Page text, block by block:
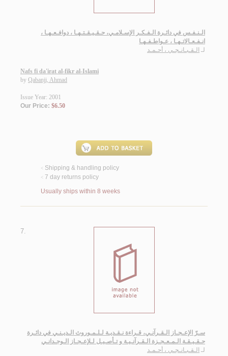
الـنـفـس في دائـرة الـفـكـر الإسـلامـي، حـقـيـقـتـهـا ، دوافـعـهـا ،
انـفـعـالاتـهـا ، عـواطـفـهـا
لـ الـقـبـانـجـي ، أحـمـد
Nafs fi da'irat al-fikr al-Islami
by Qabanji, Ahmad
Issue Year: 2001
Our Price: $6.50
< Shipping & handling policy
< 7 day returns policy
Usually ships within 8 weeks
7.
سـرّ الإعـجـاز الـقـرآنـي، قـراءة نـقـديـة لـلـمـوروث الـديـنـي في دائـرة
حـقـيـقـة الـمـعـجـزة الـقـرآنـيـة و تـأصـيـل لـلإعـجـاز الـوجـدانـي
لـ الـقـبـانـجـي ، أحـمـد